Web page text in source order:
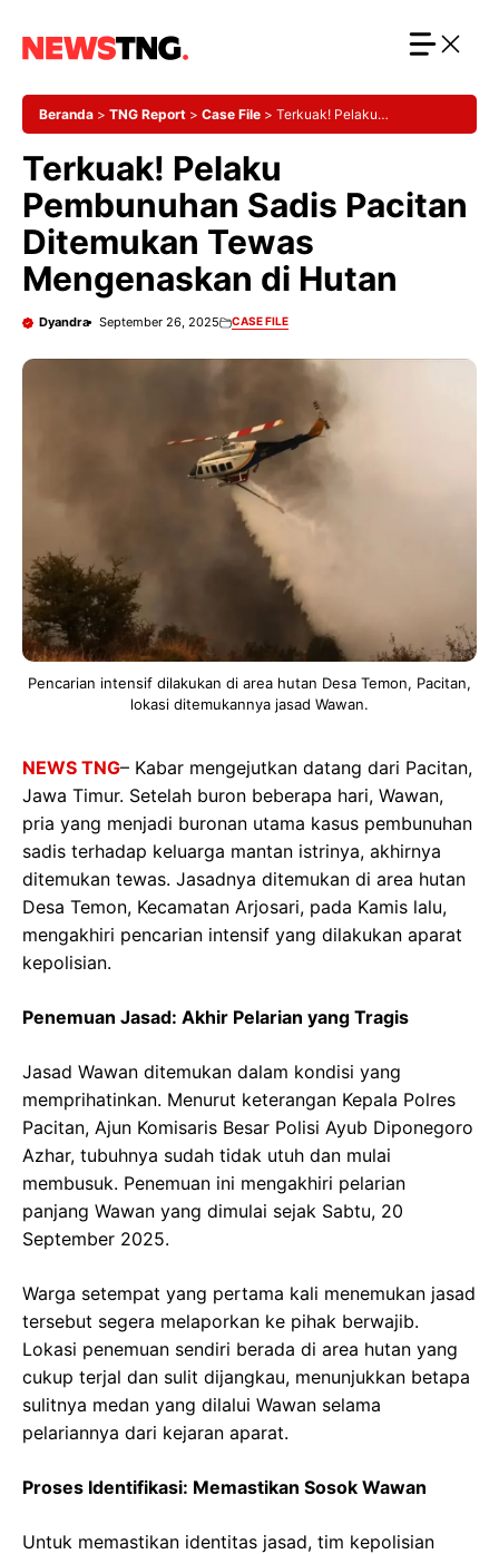
Beranda > TNG Report > Case File > Terkuak! Pelaku
Hutan
Terkuak! Pelaku
Pembunuhan Sadis Pacitan
Ditemukan Tewas
Mengenaskan di Hutan
Dyandra September 26, 2025 CASE FILE
Pencarian intensif dilakukan di area hutan Desa Temon, Pacitan,
lokasi ditemukannya jasad Wawan.
NEWS TNG– Kabar mengejutkan datang dari Pacitan,
Jawa Timur. Setelah buron beberapa hari, Wawan,
pria yang menjadi buronan utama kasus pembunuhan
sadis terhadap keluarga mantan istrinya, akhirnya
ditemukan tewas. Jasadnya ditemukan di area hutan
Desa Temon, Kecamatan Arjosari, pada Kamis lalu,
mengakhiri pencarian intensif yang dilakukan aparat
kepolisian.
Penemuan Jasad: Akhir Pelarian yang Tragis
Jasad Wawan ditemukan dalam kondisi yang
memprihatinkan. Menurut keterangan Kepala Polres
Pacitan, Ajun Komisaris Besar Polisi Ayub Diponegoro
Azhar, tubuhnya sudah tidak utuh dan mulai
membusuk. Penemuan ini mengakhiri pelarian
panjang Wawan yang dimulai sejak Sabtu, 20
September 2025.
Warga setempat yang pertama kali menemukan jasad
tersebut segera melaporkan ke pihak berwajib.
Lokasi penemuan sendiri berada di area hutan yang
cukup terjal dan sulit dijangkau, menunjukkan betapa
sulitnya medan yang dilalui Wawan selama
pelariannya dari kejaran aparat.
Proses Identifikasi: Memastikan Sosok Wawan
Untuk memastikan identitas jasad, tim kepolisian